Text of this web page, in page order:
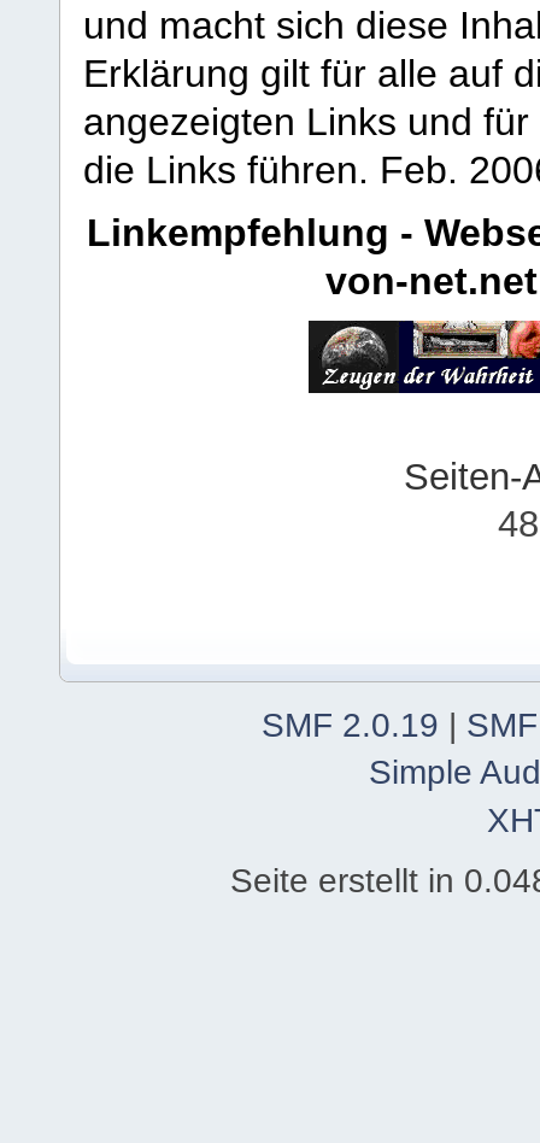
und macht sich diese
Erklärung gilt für alle auf
angezeigten Links und
die Links führen. Feb.
Linkempfehlung -
von-net.net
Seiten-
SMF 2.0.19 |
Simple
Seite erstellt in